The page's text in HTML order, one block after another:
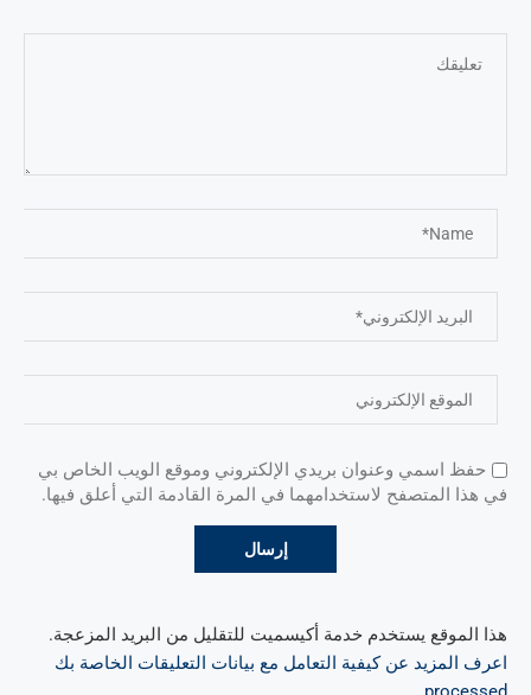
حفظ اسمي وعنوان بريدي الإلكتروني وموقع الويب الخاص بي
في هذا المتصفح لاستخدامهما في المرة القادمة التي أعلق فيها.
هذا الموقع يستخدم خدمة أكيسميت للتقليل من البريد المزعجة.
اعرف المزيد عن كيفية التعامل مع بيانات التعليقات الخاصة بك